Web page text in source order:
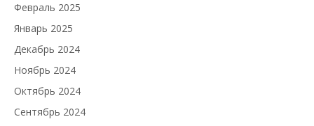
Февраль 2025
Январь 2025
Декабрь 2024
Ноябрь 2024
Октябрь 2024
Сентябрь 2024